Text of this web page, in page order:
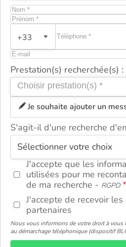
+33
Prestation(s) recherchée(s) :
Je souhaite ajouter un
S'agit-il d'une recherche
J'accepte que les
utilisées pour me
de ma recherche - RGPD
J'accepte de recevoir
partenaires
Nous vous informons de votre droit à
au démarchage téléphonique (dispositif
ou